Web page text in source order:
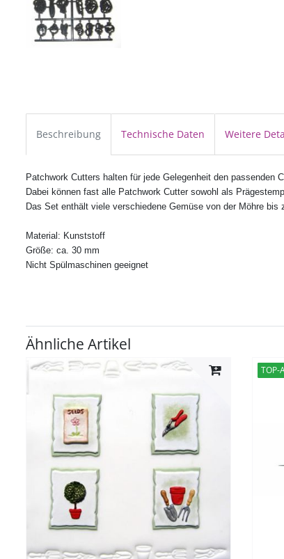
Beschreibung Technische Daten Weitere
Patchwork Cutters halten für jede Gelegenheit den passenden
Dabei können fast alle Patchwork Cutter sowohl als
Das Set enthält viele verschiedene Gemüse von der Möhre bis
Material: Kunststoff
Größe: ca. 30 mm
Nicht Spülmaschinen geeignet
Ähnliche Artikel
TOP-